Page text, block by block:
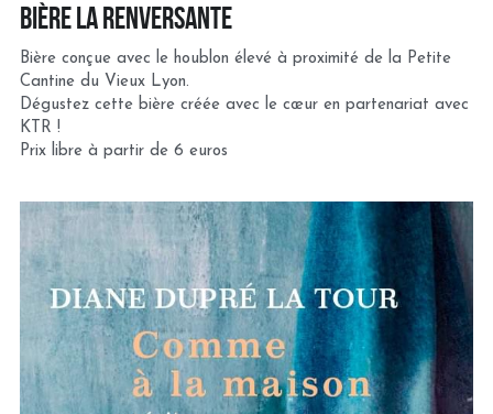
bière la renversante
Bière conçue avec le houblon élevé à proximité de la Petite
Cantine du Vieux Lyon.
Dégustez cette bière créée avec le cœur en partenariat avec
KTR !
Prix libre à partir de 6 euros